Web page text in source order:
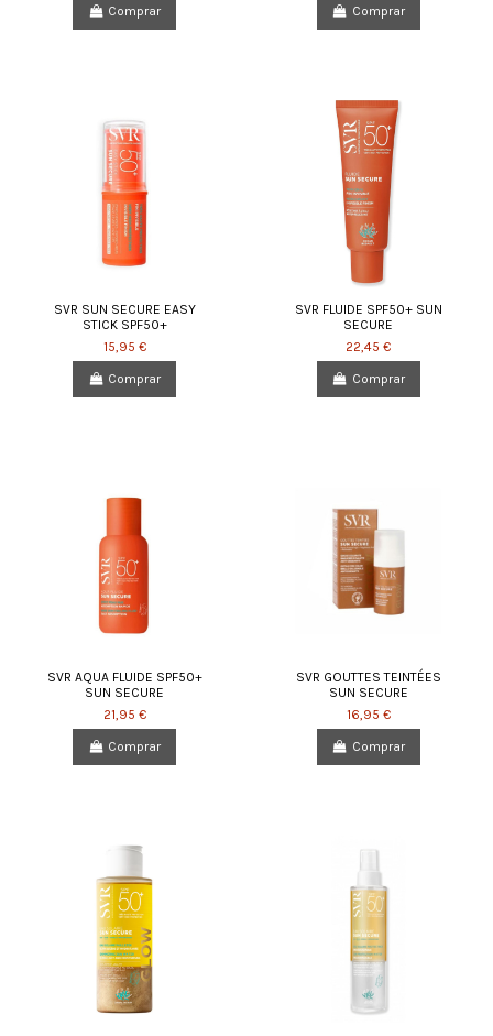
Comprar Comprar
SVR SUN SECURE EASY
STICK SPF50+
15,95 €
Comprar
SVR FLUIDE SPF50+ SUN
SECURE
22,45 €
Comprar
SVR AQUA FLUIDE SPF50+
SUN SECURE
21,95 €
Comprar
SVR GOUTTES TEINTÉES
SUN SECURE
16,95 €
Comprar